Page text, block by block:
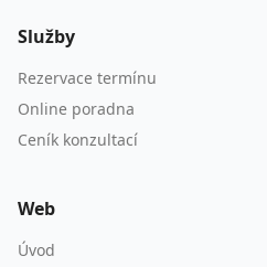
Služby
Rezervace termínu
Online poradna
Ceník konzultací
Web
Úvod